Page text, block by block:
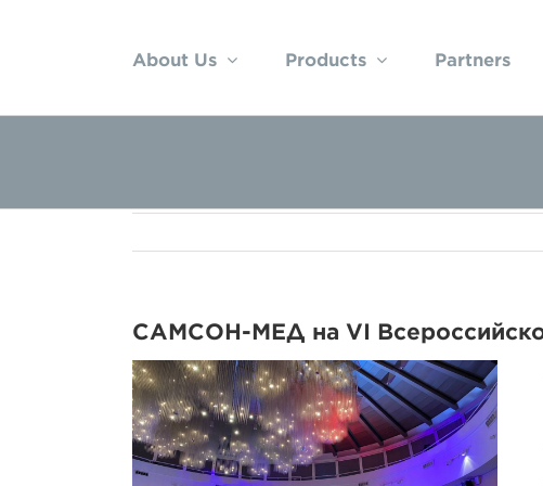
About Us Products Partners
САМСОН-МЕД на VI